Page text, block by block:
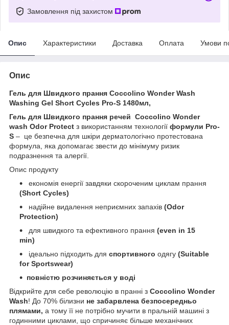
Замовлення під захистом
Опис Характеристики Доставка Оплата Умови
Опис
Гель для Швидкого прання Coccolino Wonder Wash
Washing Gel Short Cycles Pro-S 1480мл,
Гель для Швидкого прання речей Coccolino Wonder
wash Odor Protect з використанням технології формули Pro-
S – це безпечна для шкіри дерматологічно протестована
формула, яка допомагає звести до мінімуму ризик
подразнення та алергії.
Опис продукту
економія енергії завдяки скороченим циклам прання
(Short Cycles)
надійне видалення неприємних запахів (Odor
Protection)
для швидкого та ефективного прання (even in 15
min)
ідеально підходить для спортивного одягу (Suitable
for Sportswear)
повністю розчиняється у воді
Відкрийте для себе революцію в пранні з Coccolino Wonder
Wash! До 70% білизни не забарвлена безпосередньо
плямами, а тому її не потрібно мучити в пральній машині з
годинними циклами, що спричиняє більше механічних